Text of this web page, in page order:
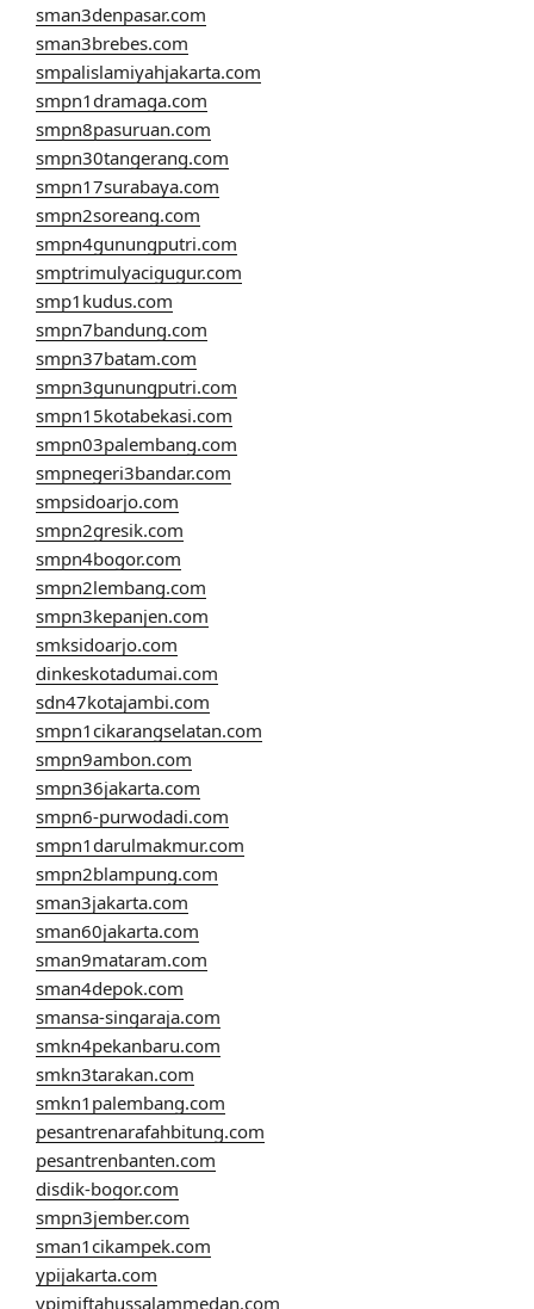
sman3denpasar.com
sman3brebes.com
smpalislamiyahjakarta.com
smpn1dramaga.com
smpn8pasuruan.com
smpn30tangerang.com
smpn17surabaya.com
smpn2soreang.com
smpn4gunungputri.com
smptrimulyacigugur.com
smp1kudus.com
smpn7bandung.com
smpn37batam.com
smpn3gunungputri.com
smpn15kotabekasi.com
smpn03palembang.com
smpnegeri3bandar.com
smpsidoarjo.com
smpn2gresik.com
smpn4bogor.com
smpn2lembang.com
smpn3kepanjen.com
smksidoarjo.com
dinkeskotadumai.com
sdn47kotajambi.com
smpn1cikarangselatan.com
smpn9ambon.com
smpn36jakarta.com
smpn6-purwodadi.com
smpn1darulmakmur.com
smpn2blampung.com
sman3jakarta.com
sman60jakarta.com
sman9mataram.com
sman4depok.com
smansa-singaraja.com
smkn4pekanbaru.com
smkn3tarakan.com
smkn1palembang.com
pesantrenarafahbitung.com
pesantrenbanten.com
disdik-bogor.com
smpn3jember.com
sman1cikampek.com
ypijakarta.com
ypimiftahussalammedan.com